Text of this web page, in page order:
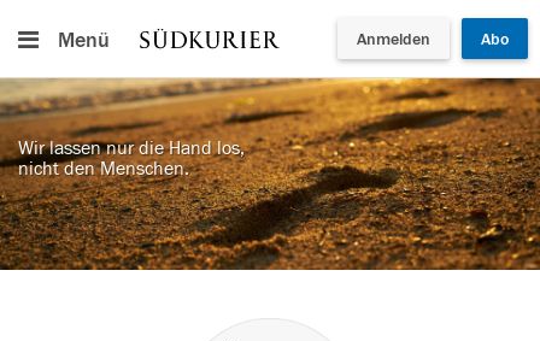
Menü Anmelden Abo
Wir lassen nur die Hand los,
nicht den Menschen.